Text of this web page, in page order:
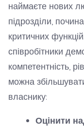
наймаєте нових
підрозділи,
критичних
співробітники
компетентність,
можна
власнику:
Оцінити